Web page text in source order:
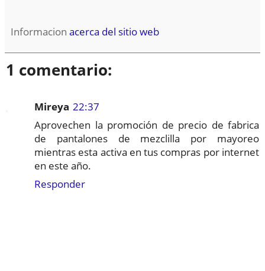
Informacion acerca del sitio web
1 comentario:
Mireya 22:37
Aprovechen la promoción de precio de fabrica
de pantalones de mezclilla por mayoreo
mientras esta activa en tus compras por internet
en este año.
Responder